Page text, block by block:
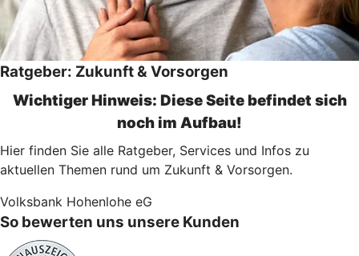
Ratgeber: Zukunft & Vorsorgen
Wichtiger Hinweis: Diese Seite befindet sich
noch im Aufbau!
Hier finden Sie alle Ratgeber, Services und Infos zu
aktuellen Themen rund um Zukunft & Vorsorgen.
Volksbank Hohenlohe eG
So bewerten uns unsere Kunden